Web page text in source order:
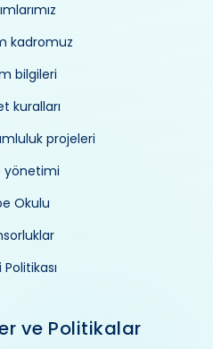
kadromuz
bilgileri
kuralları
projeleri
yönetimi
Okulu
Politikası
ve Politikalar